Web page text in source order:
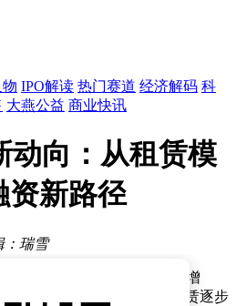
IPO解读 热门赛道 经济解码 科
大燕公益 商业快讯
动向：从租赁模
资新路径
：瑞雪
展，AI算力需求呈现爆发式增
临深刻变革，从单纯依赖租赁逐步